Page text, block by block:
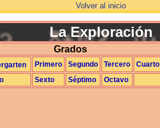
Volver al inicio
La Exploración
Grados
Primero Segundo Tercero
Cuarto
Sexto Séptimo Octavo